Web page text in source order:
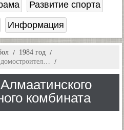
Развитие спорта
Информация
1984 год
комбината